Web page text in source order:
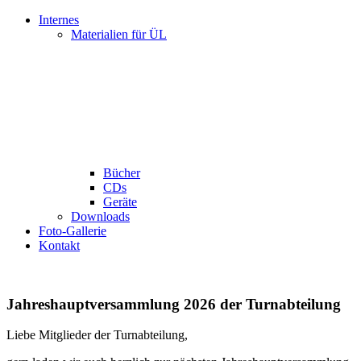
Internes
Materialien für ÜL
Bücher
CDs
Geräte
Downloads
Foto-Gallerie
Kontakt
Jahreshauptversammlung 2026 der Turnabteilung
Liebe Mitglieder der Turnabteilung,